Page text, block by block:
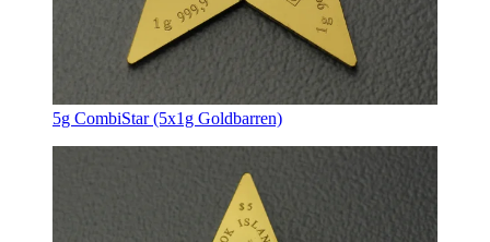
5g CombiStar (5x1g Goldbarren)